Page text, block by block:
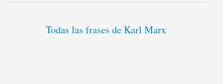
Todas las frases de Karl Marx